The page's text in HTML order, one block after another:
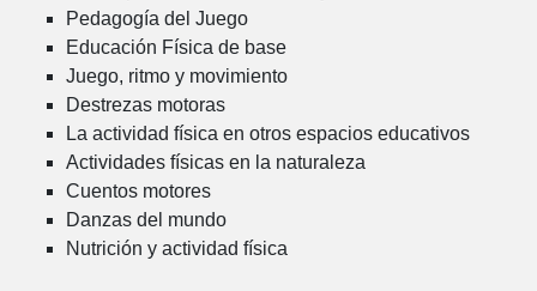
Pedagogía del Juego
Educación Física de base
Juego, ritmo y movimiento
Destrezas motoras
La actividad física en otros espacios educativos
Actividades físicas en la naturaleza
Cuentos motores
Danzas del mundo
Nutrición y actividad física